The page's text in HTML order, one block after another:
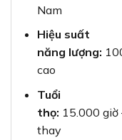
Nam
Hiệu suất
năng lượng:
cao
Tuổi
thọ: 15.000 giờ
thay